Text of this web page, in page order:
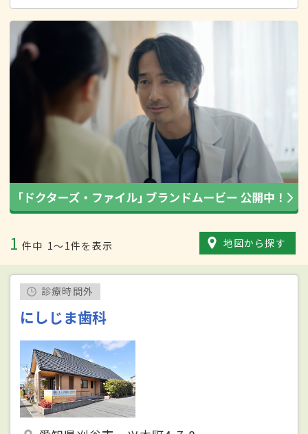
1 件中 1〜1件を表示 地図から探す
診療時間外
にしじま歯科